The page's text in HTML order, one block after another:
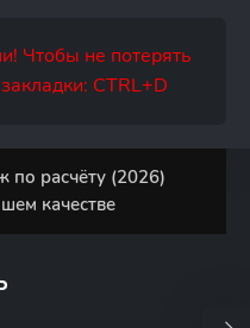
Чтобы не потерять
CTRL+D
по расчёту (2026)
качестве